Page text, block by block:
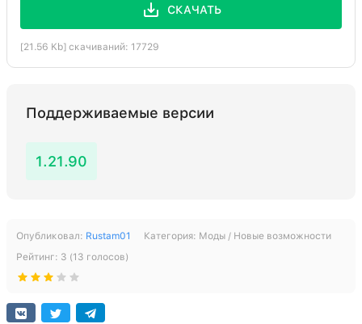
СКАЧАТЬ
[21.56 Kb] скачиваний: 17729
Поддерживаемые версии
1.21.90
Опубликовал: Rustam01 Категория: Моды / Новые возможности
Рейтинг: 3 (13 голосов)